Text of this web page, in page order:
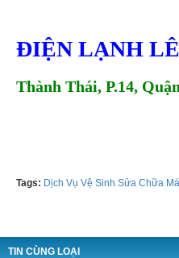
ĐIỆN LẠNH
Thành Thái, P.14,
Tags: Dịch Vụ Vệ Sinh Sửa Chữa
TIN CÙNG LOẠI